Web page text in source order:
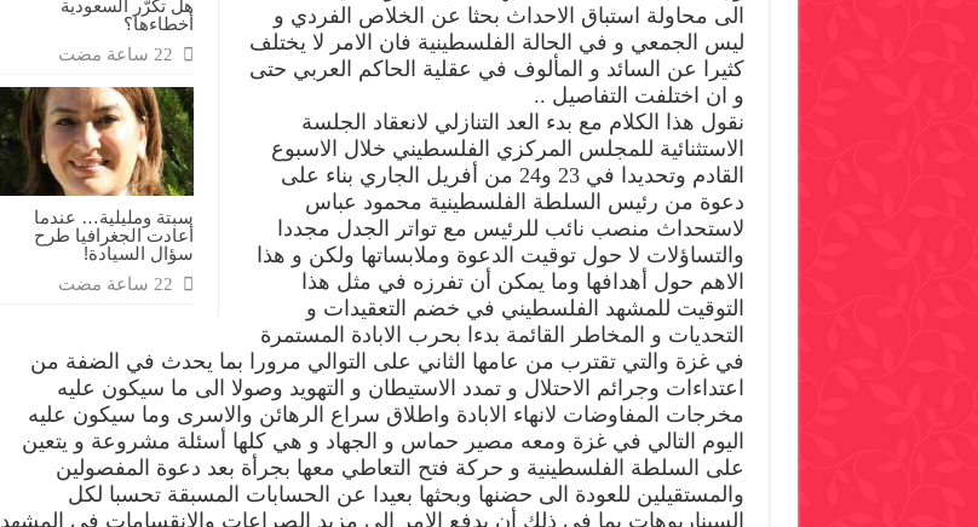
هل تكرّر السعودية
أخطاءها؟
سبتة ومليلية… عندما
أعادت الجغرافيا طرح
سؤال السيادة!
الى محاولة استباق الاحداث بحثا عن الخلاص الفردي و
ليس الجمعي و في الحالة الفلسطينية فان الامر لا يختلف
كثيرا عن السائد و المألوف في عقلية الحاكم العربي حتى
و ان اختلفت التفاصيل ..
نقول هذا الكلام مع بدء العد التنازلي لانعقاد الجلسة
الاستثنائية للمجلس المركزي الفلسطيني خلال الاسبوع
القادم وتحديدا في 23 و24 من أفريل الجاري بناء على
دعوة من رئيس السلطة الفلسطينية محمود عباس
لاستحداث منصب نائب للرئيس مع تواتر الجدل مجددا
والتساؤلات لا حول توقيت الدعوة وملابساتها ولكن و هذا
الاهم حول أهدافها وما يمكن أن تفرزه في مثل هذا
التوقيت للمشهد الفلسطيني في خضم التعقيدات و
التحديات و المخاطر القائمة بدءا بحرب الابادة المستمرة
في غزة والتي تقترب من عامها الثاني على التوالي مرورا بما يحدث في الضفة من
اعتداءات وجرائم الاحتلال و تمدد الاستيطان و التهويد وصولا الى ما سيكون عليه
مخرجات المفاوضات لانهاء الابادة واطلاق سراع الرهائن والاسرى وما سيكون عليه
اليوم التالي في غزة ومعه مصير حماس و الجهاد و هي كلها أسئلة مشروعة و يتعين
على السلطة الفلسطينية و حركة فتح التعاطي معها بجرأة بعد دعوة المفصولين
والمستقيلين للعودة الى حضنها وبحثها بعيدا عن الحسابات المسبقة تحسبا لكل
السيناريوهات بما في ذلك أن يدفع الامر الى مزيد الصراعات والانقسامات في المشهد